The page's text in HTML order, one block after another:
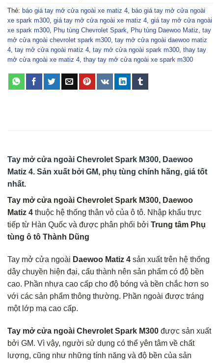
Thẻ: báo giá tay mở cửa ngoài xe matiz 4, báo giá tay mở cửa ngoài
xe spark m300, giá tay mở cửa ngoài xe matiz 4, giá tay mở cửa ngoài
xe spark m300, Phụ tùng Chevrolet Spark, Phụ tùng Daewoo Matiz, tay
mở cửa ngoài chevrolet spark m300, tay mở cửa ngoài daewoo matiz
4, tay mở cửa ngoài matiz 4, tay mở cửa ngoài spark m300, thay tay
mở cửa ngoài xe matiz 4, thay tay mở cửa ngoài xe spark m300
Tay mở cửa ngoài Chevrolet Spark M300, Daewoo
Matiz 4. Sản xuất bởi GM, phụ tùng chính hãng, giá tốt
nhất.
Tay mở cửa ngoài Chevrolet Spark M300, Daewoo
Matiz 4 thuộc hệ thống thân vỏ của ô tô. Nhập khẩu trực
tiếp từ Hàn Quốc và được phân phối bởi Trung tâm Phụ
tùng ô tô Thành Dũng
Tay mở cửa ngoài Daewoo Matiz 4 sản xuất trên hệ thống
dây chuyền hiện đại, cấu thành nên sản phẩm có độ bền
cao. Phần nhựa cao cấp cho độ bóng và bền chắc hơn so
với các sản phẩm thông thường. Phần ngoài được tráng
một lớp mạ cao cấp.
Tay mở cửa ngoài Chevrolet Spark M300 được sản xuất
bởi GM. Vì vậy, người sử dụng có thể yên tâm về chất
lượng, cũng như những tính năng và độ bền của sản